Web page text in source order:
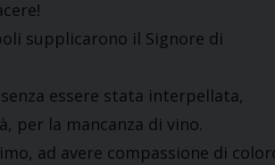
supplicarono il Signore di
essere stata interpellata,
per la mancanza di vino.
ad avere compassione di